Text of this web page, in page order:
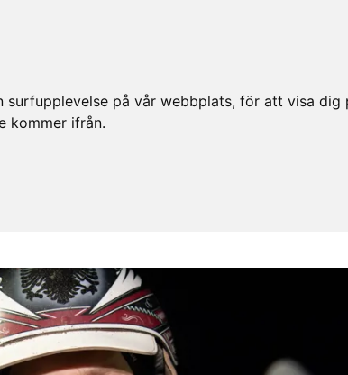
på vår webbplats, för att visa dig
kommer ifrån.